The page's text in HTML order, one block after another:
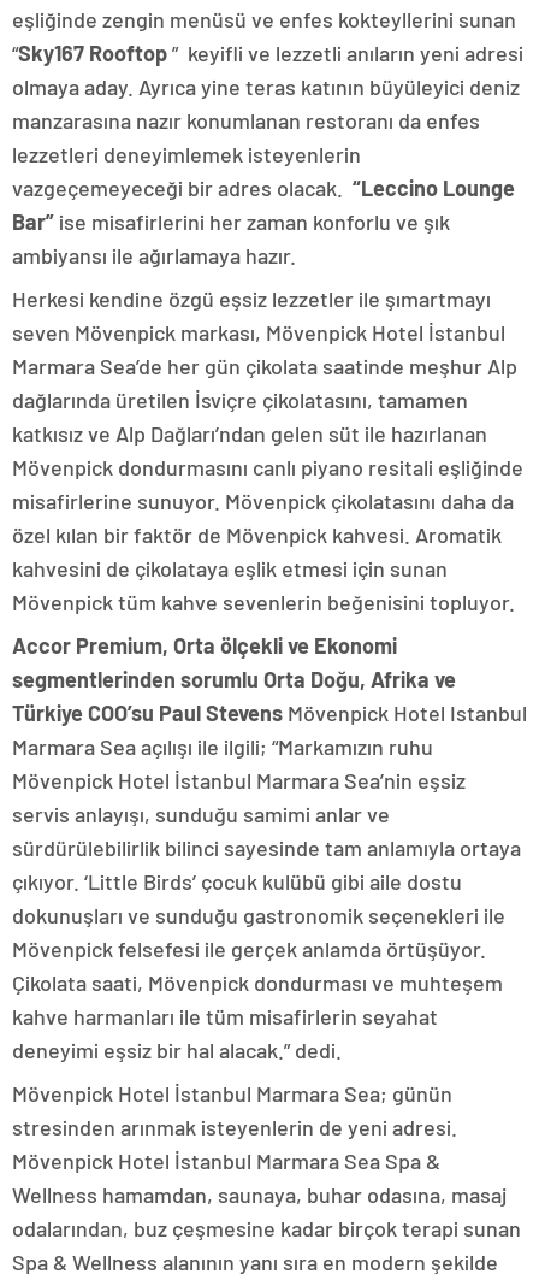
eşliğinde zengin menüsü ve enfes kokteyllerini sunan
“Sky167 Rooftop” keyifli ve lezzetli anıların yeni adresi
olmaya aday. Ayrıca yine teras katının büyüleyici deniz
manzarasına nazır konumlanan restoranı da enfes
lezzetleri deneyimlemek isteyenlerin
vazgeçemeyeceği bir adres olacak. “Leccino Lounge
Bar” ise misafirlerini her zaman konforlu ve şık
ambiyansı ile ağırlamaya hazır.
Herkesi kendine özgü eşsiz lezzetler ile şımartmayı
seven Mövenpick markası, Mövenpick Hotel İstanbul
Marmara Sea’de her gün çikolata saatinde meşhur Alp
dağlarında üretilen İsviçre çikolatasını, tamamen
katkısız ve Alp Dağları’ndan gelen süt ile hazırlanan
Mövenpick dondurmasını canlı piyano resitali eşliğinde
misafirlerine sunuyor. Mövenpick çikolatasını daha da
özel kılan bir faktör de Mövenpick kahvesi. Aromatik
kahvesini de çikolataya eşlik etmesi için sunan
Mövenpick tüm kahve sevenlerin beğenisini topluyor.
Accor Premium, Orta ölçekli ve Ekonomi
segmentlerinden sorumlu Orta Doğu, Afrika ve
Türkiye COO’su Paul Stevens Mövenpick Hotel Istanbul
Marmara Sea açılışı ile ilgili; “Markamızın ruhu
Mövenpick Hotel İstanbul Marmara Sea’nin eşsiz
servis anlayışı, sunduğu samimi anlar ve
sürdürülebilirlik bilinci sayesinde tam anlamıyla ortaya
çıkıyor. ‘Little Birds’ çocuk kulübü gibi aile dostu
dokunuşları ve sunduğu gastronomik seçenekleri ile
Mövenpick felsefesi ile gerçek anlamda örtüşüyor.
Çikolata saati, Mövenpick dondurması ve muhteşem
kahve harmanları ile tüm misafirlerin seyahat
deneyimi eşsiz bir hal alacak.” dedi.
Mövenpick Hotel İstanbul Marmara Sea; günün
stresinden arınmak isteyenlerin de yeni adresi.
Mövenpick Hotel İstanbul Marmara Sea Spa &
Wellness hamamdan, saunaya, buhar odasına, masaj
odalarından, buz çeşmesine kadar birçok terapi sunan
Spa & Wellness alanının yanı sıra en modern şekilde